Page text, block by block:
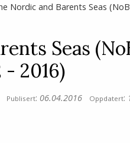
Nordic and Barents Seas
Seas
2016)
Publisert: 06.04.2016 Oppdatert: